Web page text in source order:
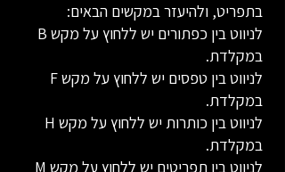
בתפריט, ולהיעזר במקשים הבאים:
לניווט בין כפתורים יש ללחוץ על מקש B
במקלדת.
לניווט בין טפסים יש ללחוץ על מקש F
במקלדת.
לניווט בין כותרות יש ללחוץ על מקש H
במקלדת.
לניווט בין תפריטים יש ללחוץ על מקש M